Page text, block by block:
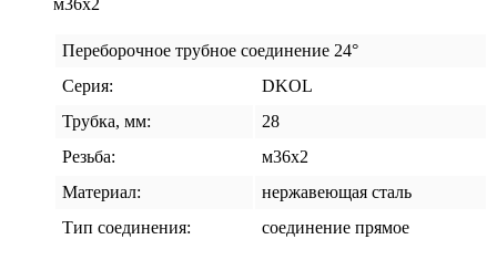
м36х2
Переборочное трубное соединение 24°
Серия:
DKOL
Трубка, мм:
28
Резьба:
м36х2
Материал:
нержавеющая сталь
Тип соединения:
соединение прямое